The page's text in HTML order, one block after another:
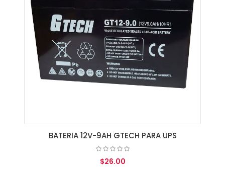
BATERIA 12V-9AH GTECH PARA UPS
$26.00